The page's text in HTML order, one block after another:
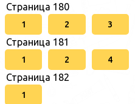
Страница 180
1 2 3
Страница 181
1 2 4
Страница 182
1